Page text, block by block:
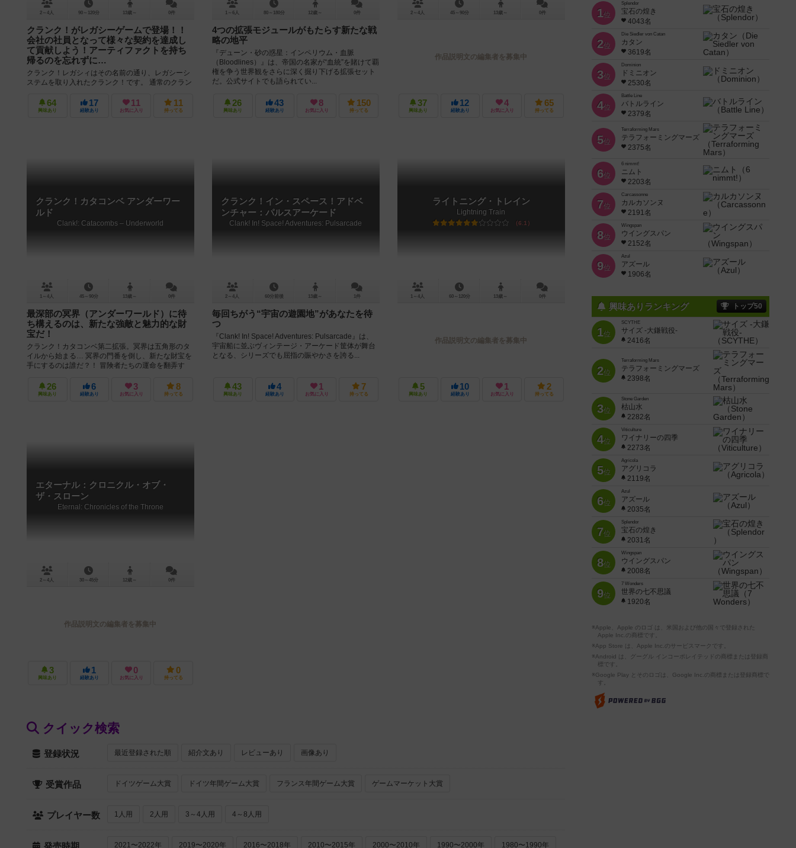
2～4人 90～120分 13歳～ 0件
クランク！がレガシーゲームで登場！！
会社の社員となって様々な契約を達成し
て貢献しよう！アーティファクトを持ち
帰るのを忘れずに…
クランク！レガシィはその名前の通り、レガシーシ
ステムを取り入れたクランク！です。 通常のクラン
入れ、ゲームの開始終了、特定...
64
興味あり
17
経験あり
11
お気に入り
11
持ってる
1～6人 80～180分 12歳～ 0件
4つの拡張モジュールがもたらす新たな戦
略の地平
『デューン・砂の惑星：インペリウム・血脈
（Bloodlines）』は、帝国の名家が“血統”を賭けて覇
権を争う世界観をさらに深く掘り下げる拡張セット
だ。公式サイトでも語られてい...
26
興味あり
43
経験あり
8
お気に入り
150
持ってる
2～4人 45～90分 13歳～ 0件
作品説明文の編集者を募集中
37
興味あり
12
経験あり
4
お気に入り
65
持ってる
クランク！カタコンベ アンダーワー
ルド
Clank!: Catacombs – Underworld
1～4人 45～90分 13歳～ 0件
最深部の冥界（アンダーワールド）に待
ち構えるのは、新たな強敵と魅力的な財
宝だ！
クランク！カタコンベ第二拡張。冥界は五角形のタ
イルから始まる… 冥界の門番を倒し、新たな財宝を
手にするのは誰だ？！ 冒険者たちの運命を翻弄す
26
興味あり
6
経験あり
3
お気に入り
8
持ってる
クランク！イン・スペース！アドベ
ンチャー：パルスアーケード
Clank! In! Space! Adventures: Pulsarcade
2～4人 60分前後 13歳～ 1件
毎回ちがう“宇宙の遊園地”があなたを待
つ
『Clank! In! Space! Adventures: Pulsarcade』は、
宇宙船に並ぶヴィンテージ・アーケード筐体が舞台
となる、シリーズでも屈指の賑やかさを誇る...
43
興味あり
4
経験あり
1
お気に入り
7
持ってる
ライトニング・トレイン
Lightning Train
6.1
1～4人 60～120分 13歳～ 0件
作品説明文の編集者を募集中
5
興味あり
10
経験あり
1
お気に入り
2
持ってる
エターナル：クロニクル・オブ・
ザ・スローン
Eternal: Chronicles of the Throne
2～4人 30～45分 12歳～ 0件
作品説明文の編集者を募集中
3
興味あり
1
経験あり
0
お気に入り
0
持ってる
クイック検索
登録状況 最近登録された順 紹介文あり レビューあり 画像あり
受賞作品 ドイツゲーム大賞 ドイツ年間ゲーム大賞 フランス年間ゲーム大賞 ゲームマーケット大賞
プレイヤー数 1人用 2人用 3～4人用 4～8人用
2021〜2022年 2019〜2020年 2016〜2018年 2010〜2015年 2000〜2010年 1990〜2000年 1980〜1990年
1位
Splendor
宝石の煌き
4043名
2位
Die Siedler von Catan
カタン
3619名
3位
Dominion
ドミニオン
2530名
4位
Battle Line
バトルライン
2379名
5位
Terraforming Mars
テラフォーミングマーズ
2375名
6位
6 nimmt!
ニムト
2203名
7位
Carcassonne
カルカソンヌ
2191名
8位
Wingspan
ウイングスパン
2152名
9位
Azul
アズール
1906名
興味ありランキング トップ50
1位
SCYTHE
サイズ -大鎌戦役-
2416名
2位
Terraforming Mars
テラフォーミングマーズ
2398名
3位
Stone Garden
枯山水
2282名
4位
Viticulture
ワイナリーの四季
2273名
5位
Agricola
アグリコラ
2119名
6位
Azul
アズール
2035名
7位
Splendor
宝石の煌き
2031名
8位
Wingspan
ウイングスパン
2008名
9位
7 Wonders
世界の七不思議
1920名
※Apple、Apple のロゴ は、米国および他の国々で登録された
Apple Inc.の商標です。
※App Store は、Apple Inc.のサービスマークです。
※Android は、グーグル インコーポレイテッドの商標または登録商
標です。
※Google Play とそのロゴは、Google Inc.の商標または登録商標で
す。